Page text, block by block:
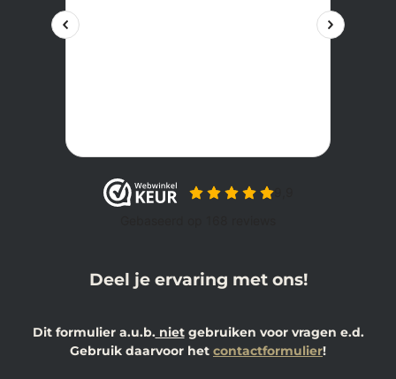
Deel je ervaring met ons!
Dit formulier a.u.b.nietgebruiken voor vragen e.d.
Gebruik daarvoor het contactformulier!